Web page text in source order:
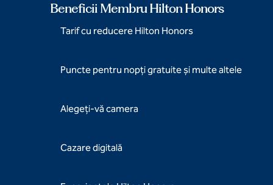
Beneficii Membru Hilton Honors
Tarif cu reducere Hilton Honors
Puncte pentru nopți gratuite și multe altele
Alegeți-vă camera
Cazare digitală